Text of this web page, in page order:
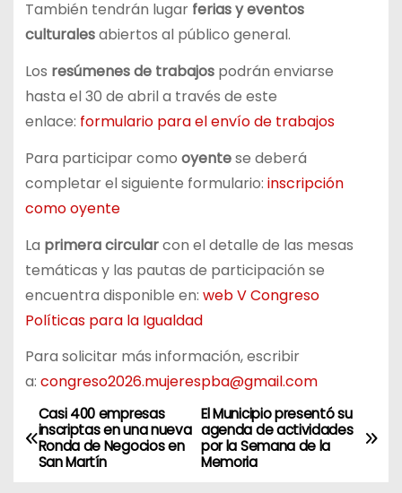
También tendrán lugar ferias y eventos
culturalesabiertos al público general.
Los resúmenes de trabajos podrán enviarse
hasta el 30 de abril a través de este
enlace: formulario para el envío de trabajos
Para participar como oyentese deberá
completar el siguiente formulario: inscripción
como oyente
La primera circularcon el detalle de las mesas
temáticas y las pautas de participación se
encuentra disponible en: web V Congreso
Políticas para la Igualdad
Para solicitar más información, escribir
a: congreso2026.mujerespba@gmail.com
N
a
El Municipio presentó su
agenda de actividades
por la Semana de la
Memoria
Casi 400 empresas
inscriptas en una nueva
Ronda de Negocios en
San Martín